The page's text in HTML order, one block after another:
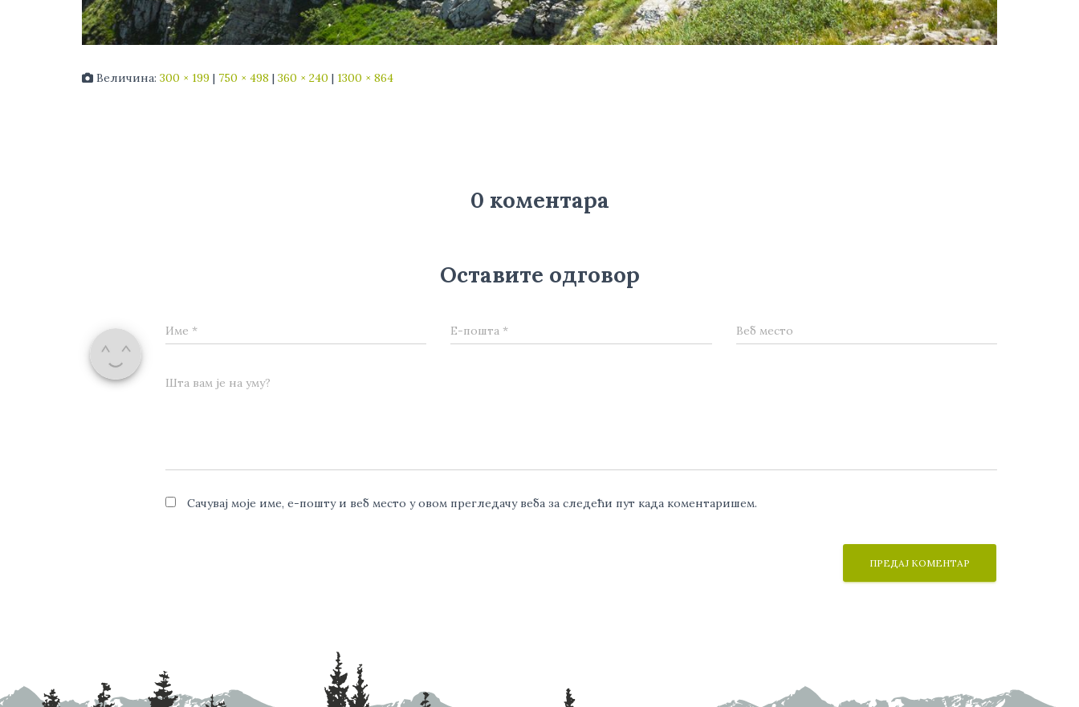
Величина: 300 × 199 | 750 × 498 | 360 × 240 | 1300 × 864
0 коментара
Оставите одговор
Име * Е-пошта * Веб место
Шта вам је на уму?
Сачувај моје име, е-пошту и веб место у овом прегледачу веба за следећи пут када коментаришем.